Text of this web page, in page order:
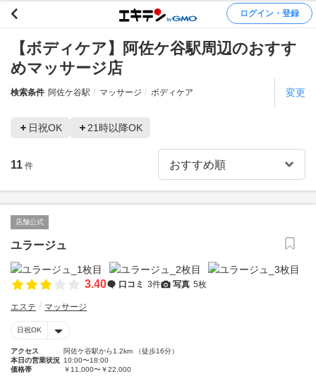
ログイン・登録
【ボディケア】阿佐ケ谷駅周辺のおすす
めマッサージ店
検索条件 阿佐ケ谷駅 マッサージ ボディケア 変更
日祝OK 21時以降OK
11 件
店舗公式
ユラージュ
3.40 口コミ 3件 写真 5枚
エステ マッサージ
日祝OK
アクセス
阿佐ケ谷駅から1.2km （徒歩16分）
本日の営業状況 10:00〜18:00
価格帯
￥11,000〜￥22,000